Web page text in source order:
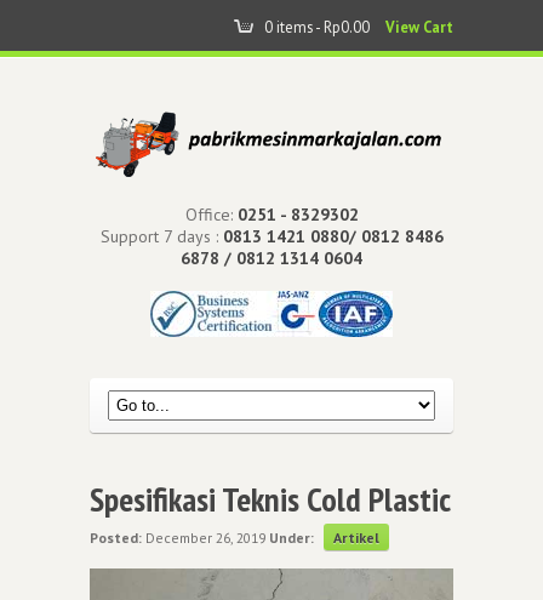
0 items - Rp0.00 View Cart
Office: 0251 - 8329302
Support 7 days : 0813 1421 0880/ 0812 8486
6878 / 0812 1314 0604
Spesifikasi Teknis Cold Plastic
Posted: December 26, 2019 Under: Artikel